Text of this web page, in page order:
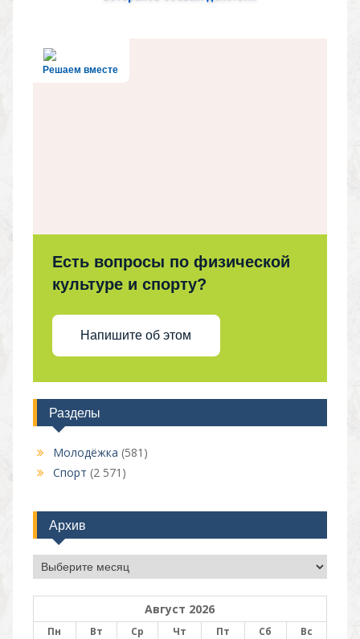
Решаем вместе
Есть вопросы по физической
культуре и спорту?
Напишите об этом
Разделы
Молодёжка (581)
Спорт (2 571)
Архив
Архив
Август 2026
Пн Вт Ср Чт Пт Сб
Вс